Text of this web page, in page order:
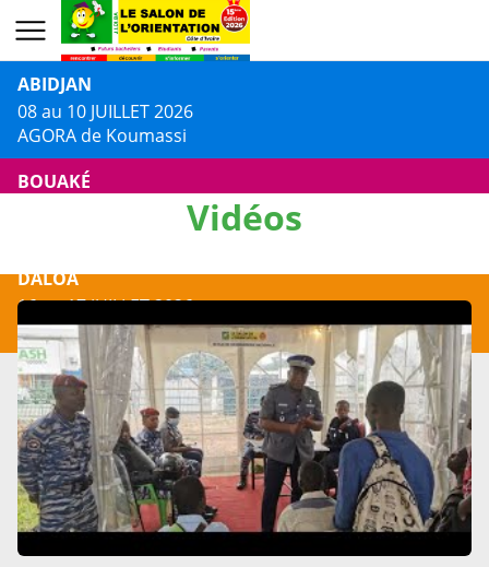
ABIDJAN
08 au 10 JUILLET 2026
AGORA de Koumassi
BOUAKÉ
13 au 14 JUILLET 2026
Centre Culturel Jacques AKA
DALOA
16 au 17 JUILLET 2026
Centre Culturel Municipal
Vidéos